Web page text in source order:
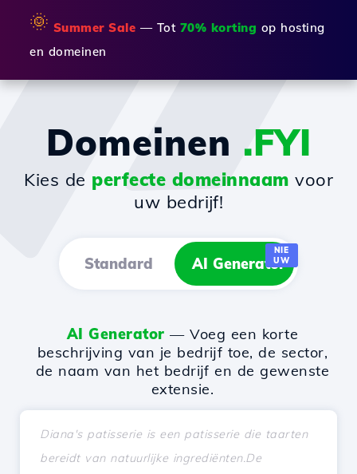
🌞 Summer Sale — Tot 70% korting op hosting
en domeinen
Domeinen .FYI
Kies de perfecte domeinnaam voor
uw bedrijf!
Standard AI Generator
NIE
UW
AI Generator — Voeg een korte
beschrijving van je bedrijf toe, de sector,
de naam van het bedrijf en de gewenste
extensie.